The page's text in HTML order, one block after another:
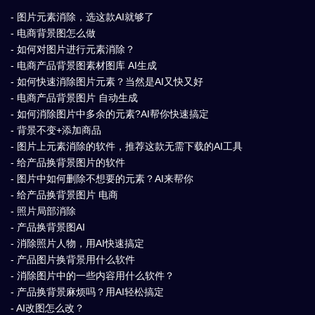
- 图片元素消除，选这款AI就够了
- 电商背景图怎么做
- 如何对图片进行元素消除？
- 电商产品背景图素材图库 AI生成
- 如何快速消除图片元素？当然是AI又快又好
- 电商产品背景图片 自动生成
- 如何消除图片中多余的元素?AI帮你快速搞定
- 背景不变+添加商品
- 图片上元素消除的软件，推荐这款无需下载的AI工具
- 给产品换背景图片的软件
- 图片中如何删除不想要的元素？AI来帮你
- 给产品换背景图片 电商
- 照片局部消除
- 产品换背景图AI
- 消除照片人物，用AI快速搞定
- 产品图片换背景用什么软件
- 消除图片中的一些内容用什么软件？
- 产品换背景麻烦吗？用AI轻松搞定
- AI改图怎么改？